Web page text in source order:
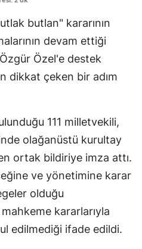
butlan" kararının
devam ettiği
Özel'e destek
dikkat çeken bir adım
111 milletvekili,
olağanüstü kurultay
ortak bildiriye imza attı.
ve yönetimine karar
olduğu
kararlarıyla
edilmediği ifade edildi.